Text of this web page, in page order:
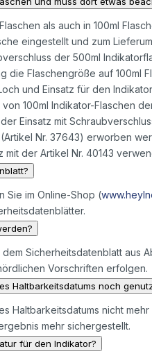
als auch in 100ml
eingestellt und zum
der 500ml
die Flaschengröße auf 100ml
und Einsatz für den
100ml Indikator-Flaschen
Einsatz mit
Nr. 37643) erworben
der Artikel Nr. 40143
Sie im Online-Shop (
Sicherheitsdatenblatt aus
Vorschriften erfolgen.
Haltbarkeitsdatums noch
Haltbarkeitsdatums nicht
mehr sichergestellt.
für den Indikator?